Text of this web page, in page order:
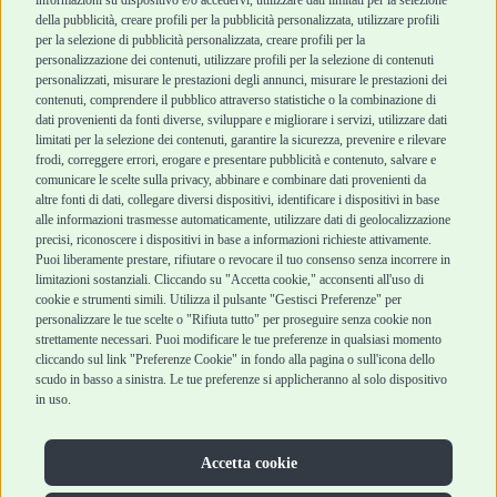
della pubblicità, creare profili per la pubblicità personalizzata, utilizzare profili
per la selezione di pubblicità personalizzata, creare profili per la
personalizzazione dei contenuti, utilizzare profili per la selezione di contenuti
personalizzati, misurare le prestazioni degli annunci, misurare le prestazioni dei
contenuti, comprendere il pubblico attraverso statistiche o la combinazione di
dati provenienti da fonti diverse, sviluppare e migliorare i servizi, utilizzare dati
limitati per la selezione dei contenuti, garantire la sicurezza, prevenire e rilevare
frodi, correggere errori, erogare e presentare pubblicità e contenuto, salvare e
comunicare le scelte sulla privacy, abbinare e combinare dati provenienti da
altre fonti di dati, collegare diversi dispositivi, identificare i dispositivi in base
alle informazioni trasmesse automaticamente, utilizzare dati di geolocalizzazione
precisi, riconoscere i dispositivi in base a informazioni richieste attivamente.
Puoi liberamente prestare, rifiutare o revocare il tuo consenso senza incorrere in
limitazioni sostanziali. Cliccando su "Accetta cookie," acconsenti all'uso di
cookie e strumenti simili. Utilizza il pulsante "Gestisci Preferenze" per
personalizzare le tue scelte o "Rifiuta tutto" per proseguire senza cookie non
strettamente necessari. Puoi modificare le tue preferenze in qualsiasi momento
cliccando sul link "Preferenze Cookie" in fondo alla pagina o sull'icona dello
scudo in basso a sinistra. Le tue preferenze si applicheranno al solo dispositivo
in uso.
Accetta cookie
Robinson Pet Shop
Chi siamo
Punti vendita
Marchi
Blog
Assistenza Robinson
Pet Shop
Offerte
Promozioni
Recensioni Feedaty
Acquisti sicuri
Termini e condizioni
di vendita
Cashback
Metodi di
pagamento
Recesso e Reso
Spedizioni
Robinson Pet Shop S.r.l.
Via V. Giovanni Schiaparelli, 21 – 47122 Forlì (FC)
P.iva 04095130409 | REA: FO 329541
info@robinsonpetshop.it | Tel. 0543 096850
Copyright © 2025 Robinsonpetshop.it s.r.l. – Tutti i diritti
Privacy Policy|Cookie Policy